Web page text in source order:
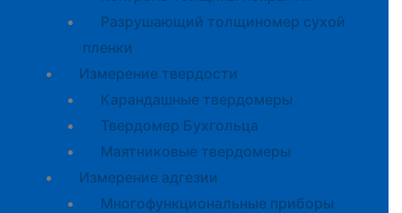
Разрушающий толщиномер сухой
пленки
Измерение твердости
Карандашные твердомеры
Твердомер Бухгольца
Маятниковые твердомеры
Измерение адгезии
Многофункциональные приборы